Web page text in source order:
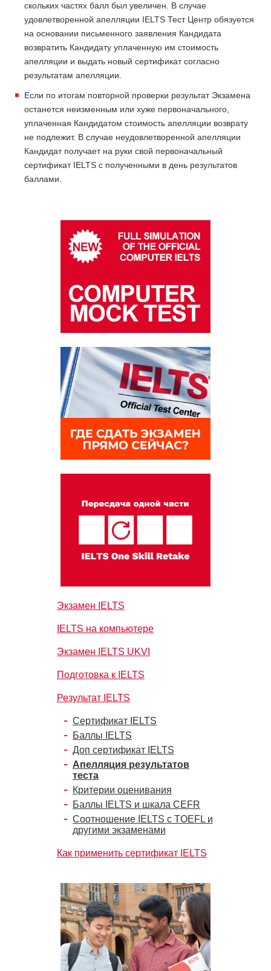
скольких частях балл был увеличен. В случае
удовлетворенной апелляции IELTS Тест Центр обязуется
на основании письменного заявления Кандидата
возвратить Кандидату уплаченную им стоимость
апелляции и выдать новый сертификат согласно
результатам апелляции.
Если по итогам повторной проверки результат Экзамена
останется неизменным или хуже первоначального,
уплаченная Кандидатом стоимость апелляции возврату
не подлежит. В случае неудовлетворенной апелляции
Кандидат получает на руки свой первоначальный
сертификат IELTS с полученными в день результатов
баллами.
Экзамен IELTS
IELTS на компьютере
Экзамен IELTS UKVI
Подготовка к IELTS
Результат IELTS
Сертификат IELTS
Баллы IELTS
Доп сертификат IELTS
Апелляция результатов
теста
Критерии оценивания
Баллы IELTS и шкала CEFR
Соотношение IELTS с TOEFL и
другими экзаменами
Как применить сертификат IELTS